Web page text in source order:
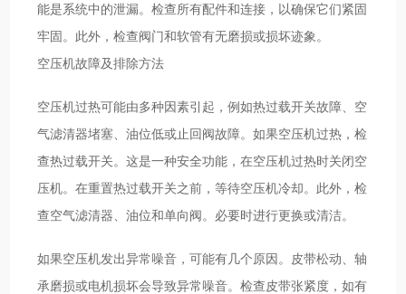
能是系统中的泄漏。检查所有配件和连接，以确保它们紧固
牢固。此外，检查阀门和软管有无磨损或损坏迹象。
空压机故障及排除方法
空压机过热可能由多种因素引起，例如热过载开关故障、空
气滤清器堵塞、油位低或止回阀故障。如果空压机过热，检
查热过载开关。这是一种安全功能，在空压机过热时关闭空
压机。在重置热过载开关之前，等待空压机冷却。此外，检
查空气滤清器、油位和单向阀。必要时进行更换或清洁。
如果空压机发出异常噪音，可能有几个原因。皮带松动、轴
承磨损或电机损坏会导致异常噪音。检查皮带张紧度，如有